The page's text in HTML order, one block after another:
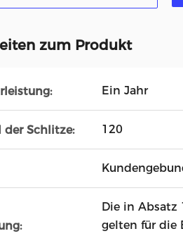
zum Produkt
Ein Jahr
der Schlitze: 120
Die in Absatz
gelten für die